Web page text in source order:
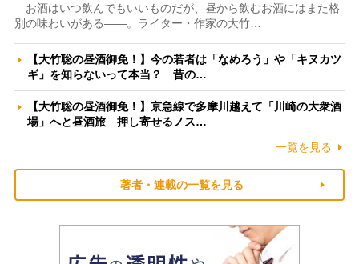
お酒はいつ飲んでもいいものだが、昼から飲むお酒にはまた格
別の味わいがある――。ライター・作家の大竹…
【大竹聡の昼酒御免！】今の若者は「なめろう」や「キヌカツ
ギ」を知らないって本当？ 昔の…
【大竹聡の昼酒御免！】京急線で多摩川越えて「川崎の大衆酒
場」へと昼酒旅 押し寄せるノス…
一覧を見る
著者・連載の一覧を見る